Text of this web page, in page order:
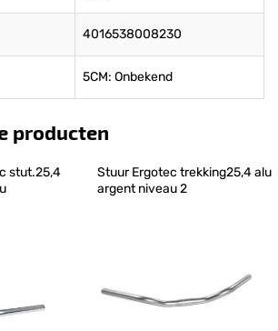
4016538008230
5CM: Onbekend
producten
stut.25,4
Stuur Ergotec trekking25,4 alu
argent niveau 2